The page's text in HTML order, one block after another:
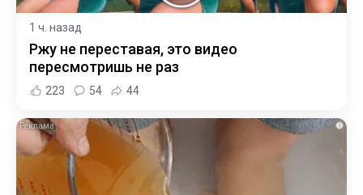
1 ч. назад
Ржу не переставая, это видео
пересмотришь не раз
223 54 44
i